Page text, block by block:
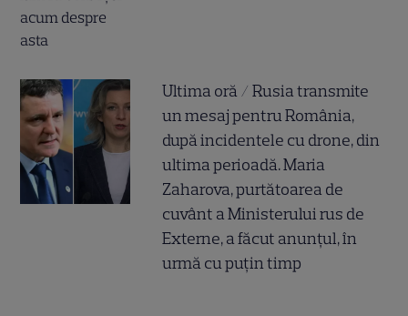
Ultima oră / Rusia transmite
un mesaj pentru România,
după incidentele cu drone, din
ultima perioadă. Maria
Zaharova, purtătoarea de
cuvânt a Ministerului rus de
Externe, a făcut anunțul, în
urmă cu puțin timp